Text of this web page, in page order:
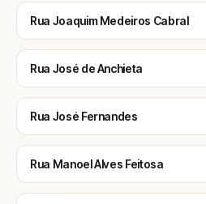
Rua Joaquim Medeiros Cabral
Rua José de Anchieta
Rua José Fernandes
Rua Manoel Alves Feitosa